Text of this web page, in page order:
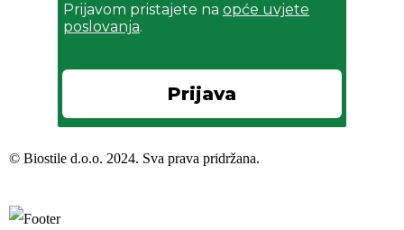
Prijavom pristajete na opće uvjete
poslovanja.
Prijava
© Biostile d.o.o. 2024. Sva prava pridržana.